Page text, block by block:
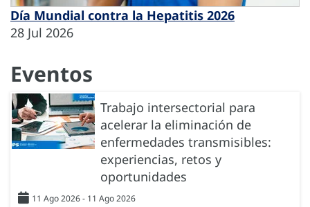
Día Mundial contra la Hepatitis 2026
28 Jul 2026
Eventos
Trabajo intersectorial para
acelerar la eliminación de
enfermedades transmisibles:
experiencias, retos y
oportunidades
11 Ago 2026 - 11 Ago 2026